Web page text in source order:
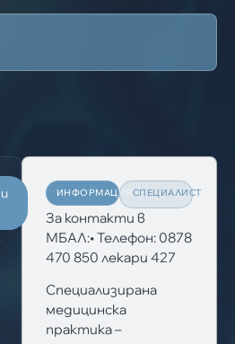
ИНФОРМАЦИЯ СПЕЦИАЛИСТ
За контакти в
МБАЛ:• Телефон: 0878
470 850 лекари 427
Специализирана
медицинска
практика –